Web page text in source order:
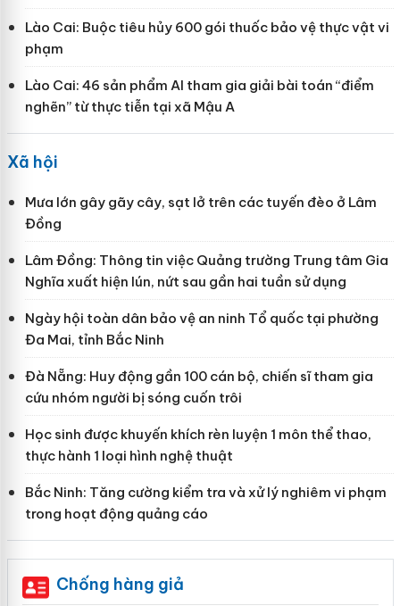
Lào Cai: Buộc tiêu hủy 600 gói thuốc bảo vệ thực vật vi
phạm
Lào Cai: 46 sản phẩm AI tham gia giải bài toán “điểm
nghẽn” từ thực tiễn tại xã Mậu A
Xã hội
Mưa lớn gây gãy cây, sạt lở trên các tuyến đèo ở Lâm
Đồng
Lâm Đồng: Thông tin việc Quảng trường Trung tâm Gia
Nghĩa xuất hiện lún, nứt sau gần hai tuần sử dụng
Ngày hội toàn dân bảo vệ an ninh Tổ quốc tại phường
Đa Mai, tỉnh Bắc Ninh
Đà Nẵng: Huy động gần 100 cán bộ, chiến sĩ tham gia
cứu nhóm người bị sóng cuốn trôi
Học sinh được khuyến khích rèn luyện 1 môn thể thao,
thực hành 1 loại hình nghệ thuật
Bắc Ninh: Tăng cường kiểm tra và xử lý nghiêm vi phạm
trong hoạt động quảng cáo
Chống hàng giả